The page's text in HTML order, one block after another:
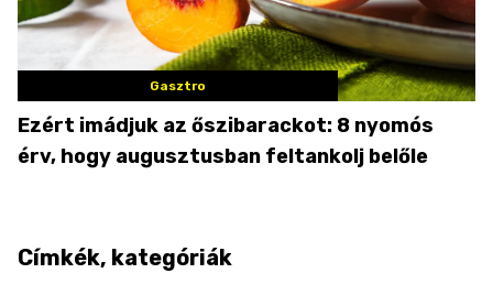
Gasztro
Ezért imádjuk az őszibarackot: 8 nyomós
érv, hogy augusztusban feltankolj belőle
Címkék, kategóriák